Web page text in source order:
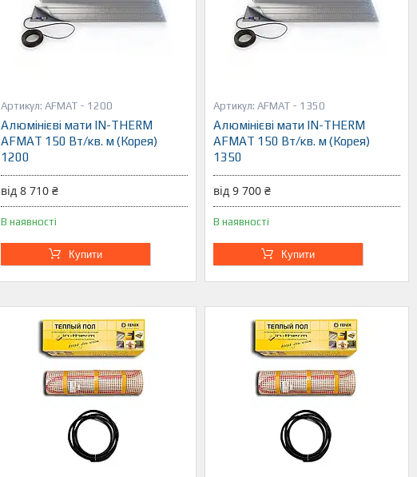
AFMAT - 1200
Алюмінієві мати IN-THERM
AFMAT 150 Вт/кв. м (Корея)
1200
від 8 710 ₴
В наявності
Купити
AFMAT - 1350
Алюмінієві мати IN-THERM
AFMAT 150 Вт/кв. м (Корея)
1350
від 9 700 ₴
В наявності
Купити